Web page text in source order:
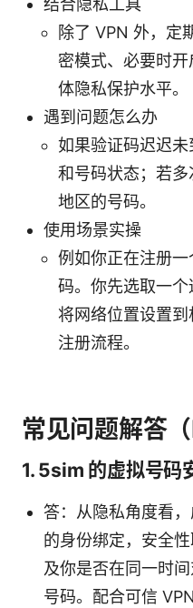
除了 VPN 外，定
密模式、必要时
体隐私保护水平。
遇到问题怎么办
如果验证码迟迟
和号码状态；若
地区的号码。
使用场景实操
例如你正在注册
码。你先选取一
将网络位置设置
注册流程。
常见问题解答（
1. 5sim 的虚拟号码
答：从隐私角度看
的身份绑定，安全
及你是否在同一时
号码。配合可信